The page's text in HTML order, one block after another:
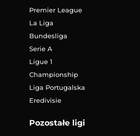
Premier League
La Liga
Bundesliga
Serie A
Ligue 1
Championship
Liga Portugalska
Eredivisie
Pozostałe ligi